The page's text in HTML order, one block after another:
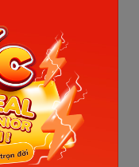
thai. Mẹ
sinh
bằng